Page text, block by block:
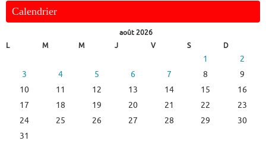
Calendrier
août 2026
L
M M J V S D
1
2
3
4 5 6 7 8
9
10
11 12 13 14 15
16
17
18 19 20 21 22
23
24
25 26 27 28 29
30
31